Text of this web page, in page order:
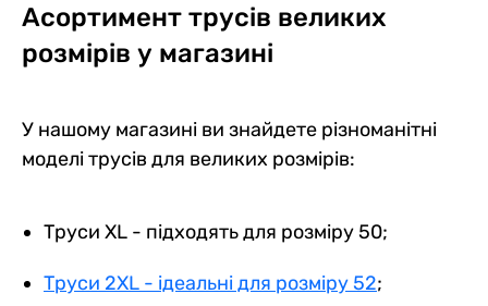
Асортимент трусів великих
розмірів у магазині
У нашому магазині ви знайдете різноманітні
моделі трусів для великих розмірів:
Труси XL - підходять для розміру 50;
Труси 2XL - ідеальні для розміру 52;